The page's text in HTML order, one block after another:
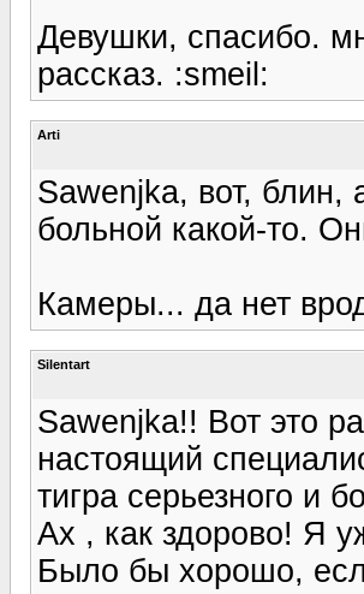
Девушки, спасибо.
рассказ. :smeil:
Arti
Sawenjka, вот, блин,
больной какой-то.
Камеры... да нет
Silentart
Sawenjka!! Вот это
настоящий
тигра серьезного и
Ах , как здорово! Я
Было бы хорошо,